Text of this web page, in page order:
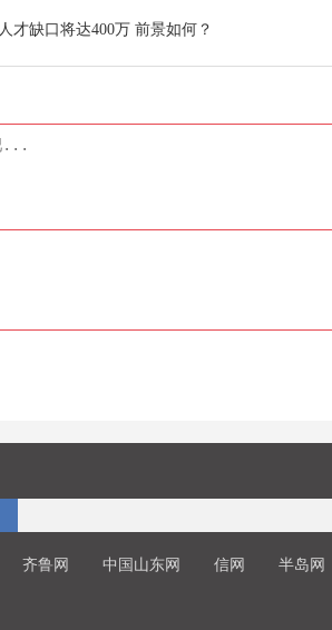
才缺口将达400万 前景如何？
齐鲁网 中国山东网 信网 半岛网